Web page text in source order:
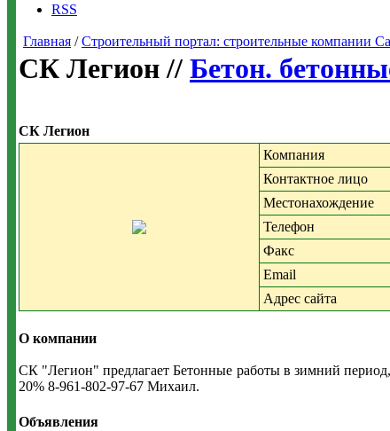
RSS
Главная /Строительный портал: строительные компании
СК Легион // Бетон.
СК Легион
Компания
Контактное лицо
Местонахождение
Телефон
Факс
Email
Адрес сайта
О компании
СК "Легион" предлагает Бетонные работы в зимний
20% 8-961-802-97-67 Михаил.
Объявления